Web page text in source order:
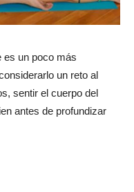
es un poco más
un reto al
sentir el cuerpo del
antes de profundizar